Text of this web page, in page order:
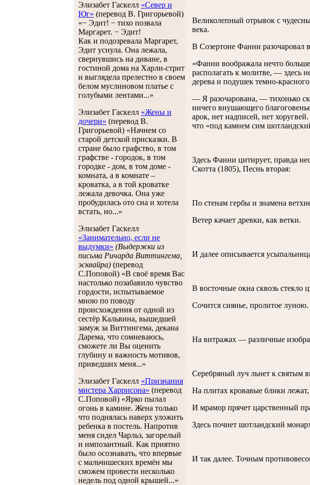
Элизабет Гаскелл «Север и
Юг» (перевод В. Григорьевой)
«− Эдит! − тихо позвала
Маргарет. − Эдит!
Как и подозревала Маргарет,
Эдит уснула. Она лежала,
свернувшись на диване, в
гостиной дома на Харли-стрит
и выглядела прелестно в своем
белом муслиновом платье с
голубыми лентами...»
Элизабет Гаскелл «Жены и
дочери» (перевод В.
Григорьевой) «Начнем со
старой детской присказки. В
стране было графство, в том
графстве - городок, в том
городке - дом, в том доме -
комната, а в комнате –
кроватка, а в той кроватке
лежала девочка. Она уже
пробудилась ото сна и хотела
встать, но...»
Элизабет Гаскелл
«Занимательно, если не
выдумки» (Выдержки из
письма Ричарда Виттингема,
эсквайра) (перевод
С.Поповой) «В своё время Вас
настолько позабавило чувство
гордости, испытываемое
мною по поводу
происхождения от одной из
сестёр Кальвина, вышедшей
замуж за Виттингема, декана
Дарема, что сомневаюсь,
сможете ли Вы оценить
глубину и важность мотивов,
приведших меня...»
Элизабет Гаскелл «Признания
мистера Харрисона» (перевод
С.Поповой) «Ярко пылал
огонь в камине. Жена только
что поднялась наверх уложить
ребенка в постель. Напротив
меня сидел Чарльз, загорелый
и импозантный. Как приятно
было осознавать, что впервые
с мальчишеских времён мы
сможем провести несколько
недель под одной крышей...»
Великолепный отрывок с
века.
В Созертоне Фанни разочаровал
«Фанни воображала нечто
располагать к молитве, — здесь
дерева и подушек темно-
— Я разочарована, — тихонько
ничего внушающего
арок, нет надписей, нет
что «под камнем сим
Здесь Фанни цитирует, правда
Скотта (1805), Песнь вторая:
По стенам гербы и знамена
Ветер качает древки, как ветки.
И далее описывается
В восточные окна сквозь стекло
Сочится сиянье, пролитое луною.
На витражах — различные
Серебряный луч льнет к святым
На плитах кровавые блики лежат,
И мрамор прячет царственный
Здесь почиет шотландский
И так далее. Точным